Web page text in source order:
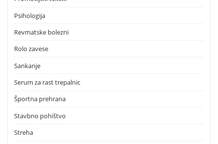
Psihologija
Revmatske bolezni
Rolo zavese
Sankanje
Serum za rast trepalnic
Športna prehrana
Stavbno pohištvo
Streha